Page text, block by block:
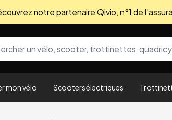
notre partenaire Qivio, n°1 de
mon vélo Scooters électriques